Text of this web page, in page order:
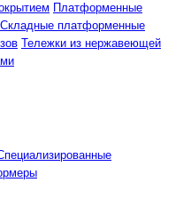
Платформенные
Складные платформенные
Тележки из нержавеющей